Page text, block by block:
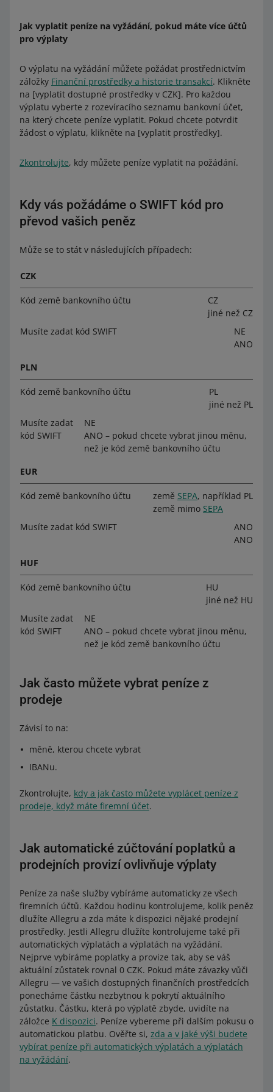
Jak vyplatit peníze na vyžádání, pokud máte více účtů
pro výplaty
O výplatu na vyžádání můžete požádat prostřednictvím
záložky Finanční prostředky a historie transakcí. Klikněte
na [vyplatit dostupné prostředky v CZK]. Pro každou
výplatu vyberte z rozevíracího seznamu bankovní účet,
na který chcete peníze vyplatit. Pokud chcete potvrdit
žádost o výplatu, klikněte na [vyplatit prostředky].
Zkontrolujte, kdy můžete peníze vyplatit na požádání.
Kdy vás požádáme o SWIFT kód pro
převod vašich peněz
Může se to stát v následujících případech:
CZK
Kód země bankovního účtu
CZ
jiné než CZ
Musíte zadat kód SWIFT
NE
ANO
PLN
Kód země bankovního účtu
PL
jiné než PL
Musíte zadat
kód SWIFT
NE
ANO –⁠⁠⁠⁠⁠⁠ pokud chcete vybrat jinou měnu,
než je kód země bankovního účtu
EUR
Kód země bankovního účtu země SEPA, například PL
země mimo SEPA
Musíte zadat kód SWIFT
ANO
ANO
HUF
Kód země bankovního účtu
HU
jiné než HU
Musíte zadat
kód SWIFT
NE
ANO –⁠⁠⁠⁠⁠⁠ pokud chcete vybrat jinou měnu,
než je kód země bankovního účtu
Jak často můžete vybrat peníze z
prodeje
Závisí to na:
měně, kterou chcete vybrat
IBANu.
Zkontrolujte, kdy a jak často můžete vyplácet peníze z
prodeje, když máte firemní účet.
Jak automatické zúčtování poplatků a
prodejních provizí ovlivňuje výplaty
Peníze za naše služby vybíráme automaticky ze všech
firemních účtů. Každou hodinu kontrolujeme, kolik peněz
dlužíte Allegru a zda máte k dispozici nějaké prodejní
prostředky. Jestli Allegru dlužíte kontrolujeme také při
automatických výplatách a výplatách na vyžádání.
Nejprve vybíráme poplatky a provize tak, aby se váš
aktuální zůstatek rovnal 0 CZK. Pokud máte závazky vůči
Allegru — ve vašich dostupných finančních prostředcích
ponecháme částku nezbytnou k pokrytí aktuálního
zůstatku. Částku, která po výplatě zbyde, uvidíte na
záložce K dispozici. Peníze vybereme při dalším pokusu o
automatickou platbu. Ověřte si, zda a v jaké výši budete
vybírat peníze při automatických výplatách a výplatách
na vyžádání.